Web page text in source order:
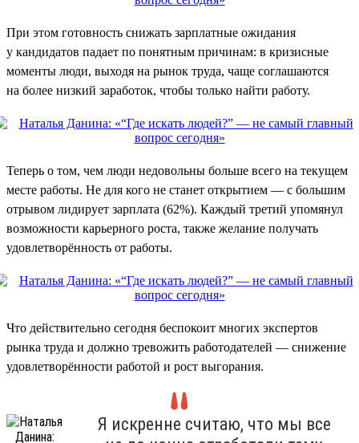
При этом готовность снижать зарплатные ожидания
у кандидатов падает по понятным причинам: в кризисные
моменты люди, выходя на рынок труда, чаще соглашаются
на более низкий заработок, чтобы только найти работу.
Теперь о том, чем люди недовольны больше всего на текущем
месте работы. Не для кого не станет открытием — с большим
отрывом лидирует зарплата (62%). Каждый третий упомянул
возможности карьерного роста, также желание получать
удовлетворённость от работы.
Что действительно сегодня беспокоит многих экспертов
рынка труда и должно тревожить работодателей — снижение
удовлетворённости работой и рост выгорания.
Я искренне считаю, что мы все